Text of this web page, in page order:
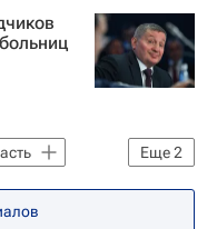
Еще2